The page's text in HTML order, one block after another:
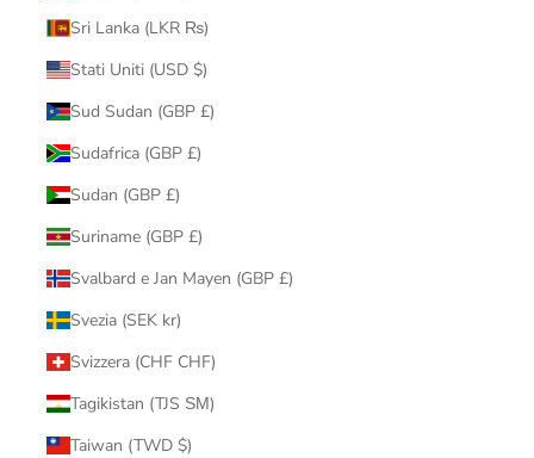
Sri Lanka (LKR ₨)
Stati Uniti (USD $)
Sud Sudan (GBP £)
Sudafrica (GBP £)
Sudan (GBP £)
Suriname (GBP £)
Svalbard e Jan Mayen (GBP £)
Svezia (SEK kr)
Svizzera (CHF CHF)
Tagikistan (TJS ЅМ)
Taiwan (TWD $)